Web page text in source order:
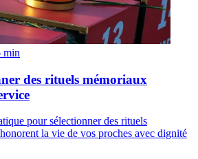
min
des rituels mémoriaux
pour sélectionner des rituels
la vie de vos proches avec dignité